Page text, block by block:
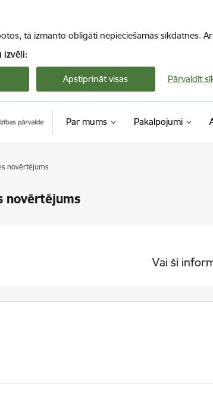
tā izmanto obligāti nepieciešamās sīkdatnes.
izvēli:
Apstiprināt visas Pārvaldīt
Par mums Pakalpojumi
novērtējums
novērtējums
Vai šī
noderīga?